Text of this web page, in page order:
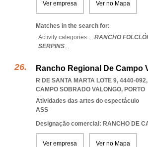
Ver empresa Ver no Mapa
Matches in the search for:
Activity categories: ...RANCHO
SERPINS...
Rancho Regional De Campo
R DE SANTA MARTA LOTE 9, 4440-092,
CAMPO SOBRADO VALONGO, PORTO
Atividades das artes do espectáculo
ASS
Designação comercial: RANCHO DE
Ver empresa Ver no Mapa